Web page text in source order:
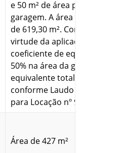
e 50 m² de área privativa de
garagem. A área privativa
de 619,30 m². Contudo, em
virtude da aplicação do
coeficiente de equivalência
50% na área da garagem, a
equivalente total é de 594,30
conforme Laudo de
para Locação nº 95/2021.
Área de 427 m²